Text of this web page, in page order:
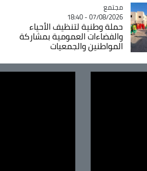
Catégorie
مجتمع
07/08/2026 - 18:40
حملة وطنية لتنظيف الأحياء
والفضاءات العمومية بمشاركة
المواطنين والجمعيات